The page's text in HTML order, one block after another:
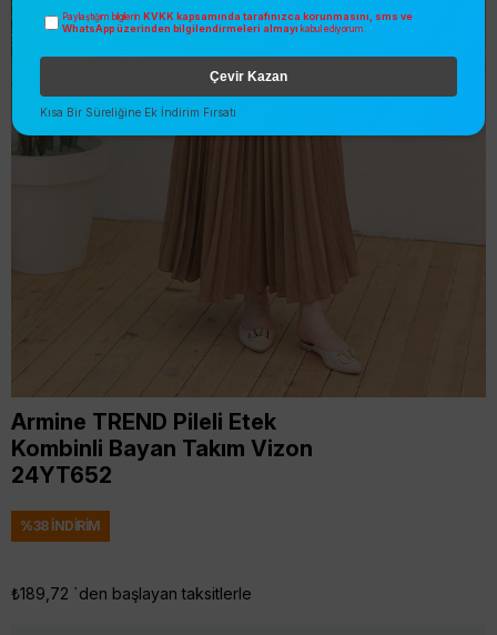
Armine TREND Pileli Etek
Kombinli Bayan Takım Vizon
24YT652
%38İNDIRIM
₺189,72 `den başlayan taksitlerle
Paylaştığım bilgilerin KVKK kapsamında tarafınızca korunmasını, sms ve
WhatsApp üzerinden bilgilendirmeleri almayı kabul ediyorum.
Çevir Kazan
Kısa Bir Süreliğine Ek İndirim Fırsatı